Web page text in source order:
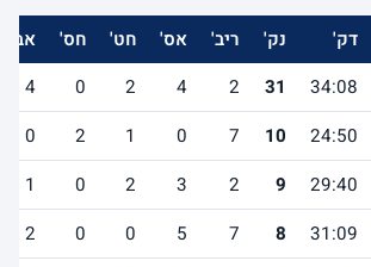
דק' נק' ריב' אס' חט' חס'
אב'
34:08
31
2
4
2
0
4
24:50
10
7
0
1
2
0
29:40
9
2
3
2
0
1
31:09
8
7
5
0
0
2